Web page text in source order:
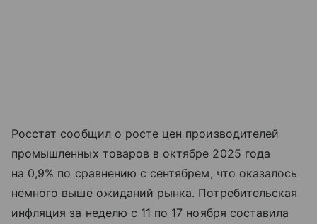
Росстат сообщил о росте цен производителей
промышленных товаров в октябре 2025 года
на 0,9% по сравнению с сентябрем, что оказалось
немного выше ожиданий рынка. Потребительская
инфляция за неделю с 11 по 17 ноября составила